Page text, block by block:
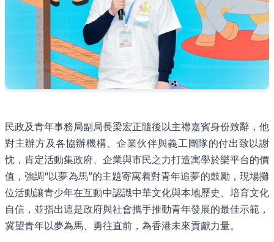
民政及青年事務局副局長梁宏正隨後以主禮嘉賓身份致辭，他
對主辦方及各協辦機構、企業伙伴與義工團隊的付出致以謝
忱，肯定活動集政府、企業與市民之力打造寓學於樂平台的價
值，強調“以夢為馬”的主題寄寓着對青年追夢的鼓勵，現場攤
位活動讓青少年在互動中認識中華文化與本地歷史、培育文化
自信，並指出這是政府與社會攜手推動青年發展的最佳示範，
冀望青年以夢為馬、勇往直前，為香港未來貢獻力量。